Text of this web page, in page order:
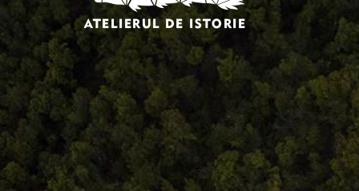
Comandă, plată, livrare
Întreținere produse
Facebook.com/atelieruldeistorie
Contact@atelieruldeistorie.ro